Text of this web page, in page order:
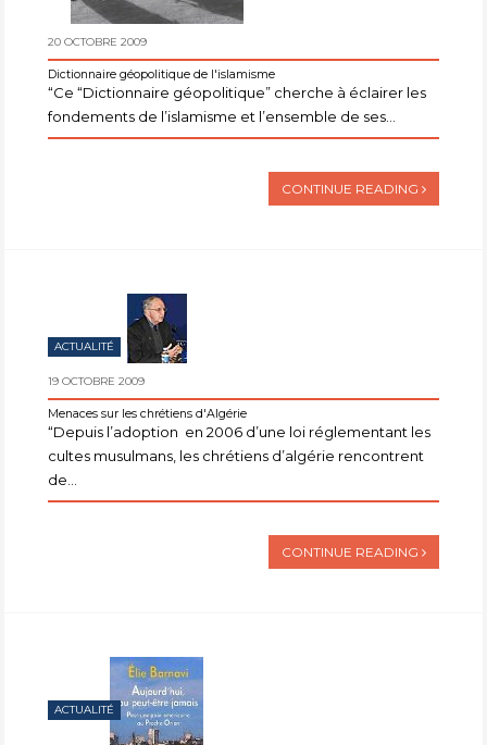
20 OCTOBRE 2009
Dictionnaire géopolitique de l'islamisme
“Ce “Dictionnaire géopolitique” cherche à éclairer les
fondements de l’islamisme et l’ensemble de ses...
CONTINUE READING
ACTUALITÉ
19 OCTOBRE 2009
Menaces sur les chrétiens d'Algérie
“Depuis l’adoption en 2006 d’une loi réglementant les
cultes musulmans, les chrétiens d’algérie rencontrent
de...
CONTINUE READING
ACTUALITÉ